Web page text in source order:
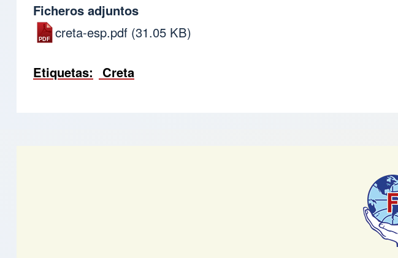
Ficheros adjuntos
creta-esp.pdf (31.05 KB)
Etiquetas Creta